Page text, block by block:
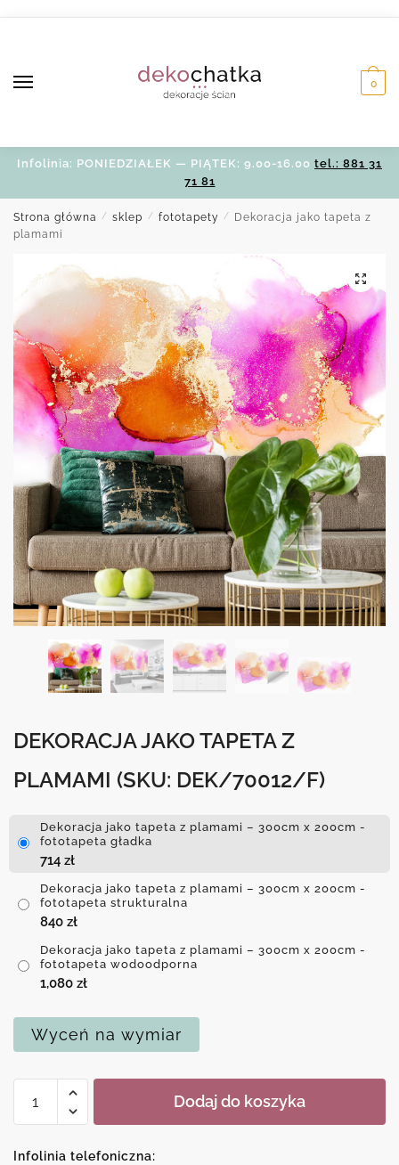
0
Infolinia: PONIEDZIAŁEK — PIĄTEK: 9.00-16.00 tel.: 881 31
71 81
Strona główna / sklep / fototapety /
Dekoracja jako tapeta z
plamami
DEKORACJA JAKO TAPETA Z
PLAMAMI (SKU: DEK/70012/F)
Dekoracja jako tapeta z plamami – 300cm x 200cm -
fototapeta gładka
714 zł
Dekoracja jako tapeta z plamami – 300cm x 200cm -
fototapeta strukturalna
840 zł
Dekoracja jako tapeta z plamami – 300cm x 200cm -
fototapeta wodoodporna
1,080 zł
Wyceń na wymiar
Dekoracja
tapeta
Dodaj do koszyka
Infolinia telefoniczna: